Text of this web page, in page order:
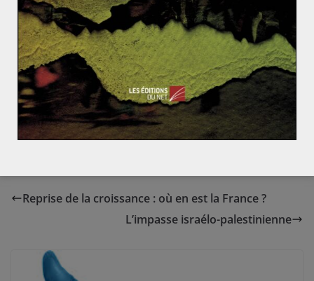
moindres que celles de 2001, un nouveau défaut
aggraverait la récession en cours et la fuite des
capitaux selon l’OFCE. Les pays voisins seraient de
même affectés, à l’image du Brésil dont 8 % des
exportations sont à destination de l’Argentine,
notamment celles de la filière automobile. Absente des
marchés financiers depuis quatorze ans, l’Argentine
devra de même encore patienter.
Reprise de la croissance : où en est la France ?
L’impasse israélo-palestinienne